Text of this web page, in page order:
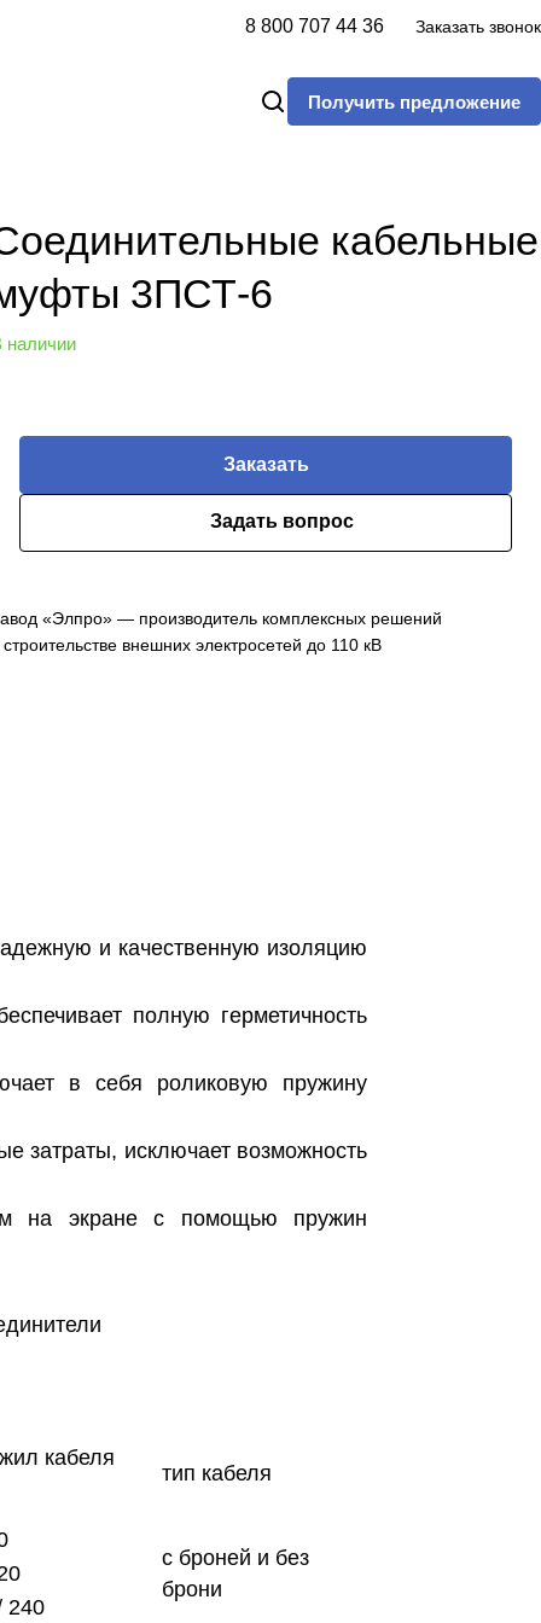
8 800 707 44 36 Заказать звонок
Получить предложение
кабельные
3ПСТ-6
наличии
Заказать
Задать вопрос
«Элпро» — производитель комплексных решений
строительстве внешних электросетей до 110 кВ
и качественную изоляцию
полную герметичность
в себя роликовую пружину
затраты, исключает возможность
на экране с помощью пружин
кабеля
тип кабеля
с броней и без
брони
240